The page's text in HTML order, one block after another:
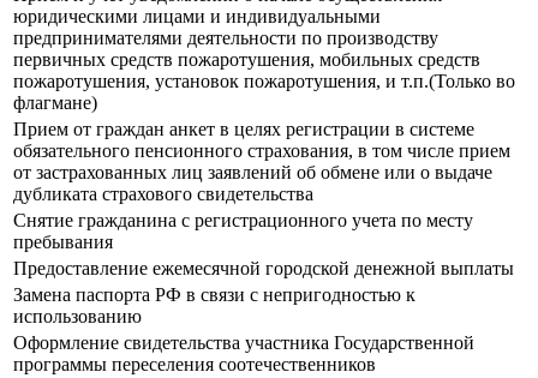
юридическими лицами и индивидуальными
предпринимателями деятельности по производству
первичных средств пожаротушения, мобильных средств
пожаротушения, установок пожаротушения, и т.п.(Только во
флагмане)
Прием от граждан анкет в целях регистрации в системе
обязательного пенсионного страхования, в том числе прием
от застрахованных лиц заявлений об обмене или о выдаче
дубликата страхового свидетельства
Снятие гражданина с регистрационного учета по месту
пребывания
Предоставление ежемесячной городской денежной выплаты
Замена паспорта РФ в связи с непригодностью к
использованию
Оформление свидетельства участника Государственной
программы переселения соотечественников